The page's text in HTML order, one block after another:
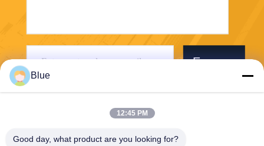
Envoyer
Blue
12:45 PM
Good day, what product are you looking for?